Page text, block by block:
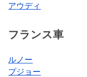
アウディ
フランス車
ルノー
プジョー